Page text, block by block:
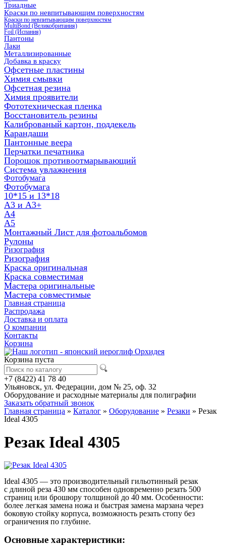
Триадные
Краски по невпитывающим поверхностям
Краски по невпитывающим поверхностям
MultiBond (Великобритания)
Foil (Испания)
Пантоны
Лаки
Металлизированные
Добавка в краску
Офсетные пластины
Химия смывки
Офсетная резина
Химия проявители
Фототехническая пленка
Восстановитель резины
Калиброваный картон, поддекель
Карандаши
Пантонные веера
Перчатки печатника
Порошок противоотмарывающий
Система увлажнения
Фотобумага
Фотобумага
10*15 и 13*18
A3 и А3+
А4
А5
Монтажный Лист для фотоальбомов
Рулоны
Ризография
Ризография
Краска оригинальная
Краска совместимая
Мастера оригинальные
Мастера совместимые
Главная страница
Распродажа
Доставка и оплата
О компании
Контакты
Корзина
Корзина пуста
+7 (8422) 41 78 40
Ульяновск, ул. Федерации, дом № 25, оф. 32
Оборудование и расходные материалы для полиграфии
Заказать обратный звонок
Главная страница » Каталог » Оборудование » Резаки » Резак
Ideal 4305
Резак Ideal 4305
Ideal 4305 — это производительный гильотинный резак
с длиной реза 430 мм способен одновременно резать 500
страниц или брошюру толщиной до 40 мм. Особенности:
более легкая замена ножа и быстрая замена марзана через
боковую стойку корпуса, возможность резать стопу без
ограничения по глубине.
Основные характеристики: